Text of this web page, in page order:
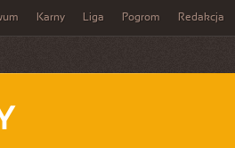
Karny Liga Pogrom Redakcja